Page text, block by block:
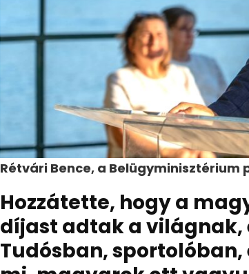
Rétvári Bence, a
Hozzátette, hogy a
díjast adtak a világnak,
Tudósban,